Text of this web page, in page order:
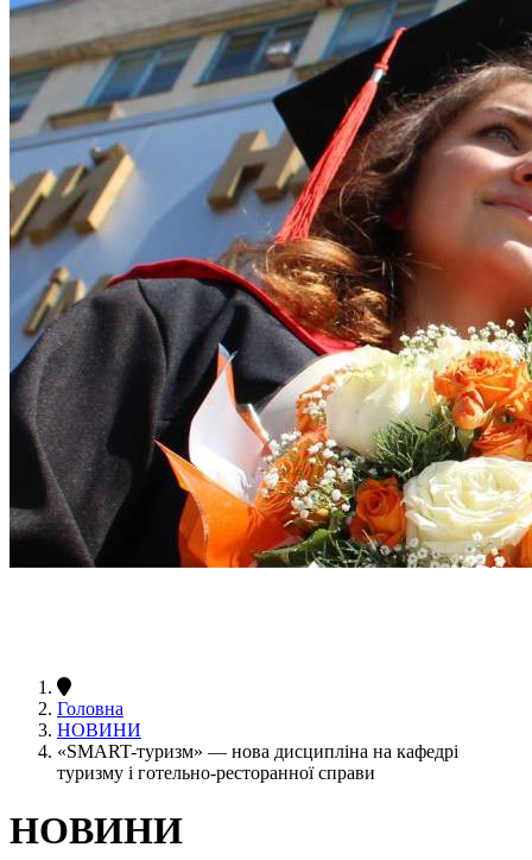
Головна
НОВИНИ
«SMART-туризм» — нова дисципліна на кафедрі
туризму і готельно-ресторанної справи
НОВИНИ